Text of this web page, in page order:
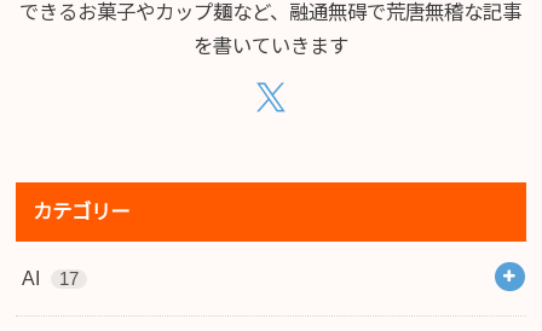
できるお菓子やカップ麺など、融通無碍で荒唐無稽な記事
を書いていきます
カテゴリー
AI 17